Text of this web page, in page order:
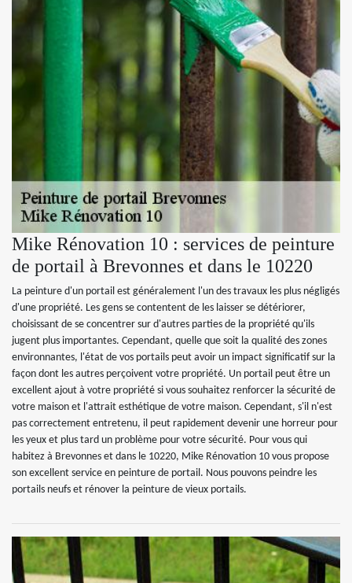
Mike Rénovation 10 : services de peinture
de portail à Brevonnes et dans le 10220
La peinture d'un portail est généralement l'un des travaux les plus négligés
d'une propriété. Les gens se contentent de les laisser se détériorer,
choisissant de se concentrer sur d'autres parties de la propriété qu'ils
jugent plus importantes. Cependant, quelle que soit la qualité des zones
environnantes, l'état de vos portails peut avoir un impact significatif sur la
façon dont les autres perçoivent votre propriété. Un portail peut être un
excellent ajout à votre propriété si vous souhaitez renforcer la sécurité de
votre maison et l'attrait esthétique de votre maison. Cependant, s'il n'est
pas correctement entretenu, il peut rapidement devenir une horreur pour
les yeux et plus tard un problème pour votre sécurité. Pour vous qui
habitez à Brevonnes et dans le 10220, Mike Rénovation 10 vous propose
son excellent service en peinture de portail. Nous pouvons peindre les
portails neufs et rénover la peinture de vieux portails.